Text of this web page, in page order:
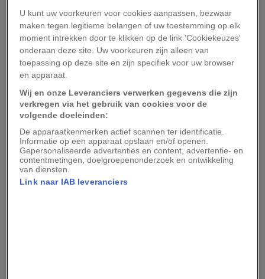
Stadsgas werd verkregen uit steenkool en via
ondergrondse leidingen naar de huizen
getransporteerd. Helemaal nieuw waren
gasleidingen dus niet, maar de aansluitingen
moesten wel worden omgebouwd om het
Slochterse aardgas aan te kunnen.
Wil je niets missen van onze verhalen?
National Geographic op Google Discoveren zie
onze verhalen vaker terug in je Google-feed!
Daarnaast moest er zesduizend kilometer aan
nieuwe ondergrondse gasleidingen worden
U kunt uw voorkeuren voor cookies aanpassen, bezwaar
maken tegen legitieme belangen of uw toestemming op elk
moment intrekken door te klikken op de link 'Cookiekeuzes'
onderaan deze site. Uw voorkeuren zijn alleen van
toepassing op deze site en zijn specifiek voor uw browser
en apparaat.
Wij en onze Leveranciers verwerken gegevens die zijn
verkregen via het gebruik van cookies voor de
volgende doeleinden:
De apparaatkenmerken actief scannen ter identificatie.
Informatie op een apparaat opslaan en/of openen.
Gepersonaliseerde advertenties en content, advertentie- en
contentmetingen, doelgroepenonderzoek en ontwikkeling
van diensten.
Link naar IAB leveranciers